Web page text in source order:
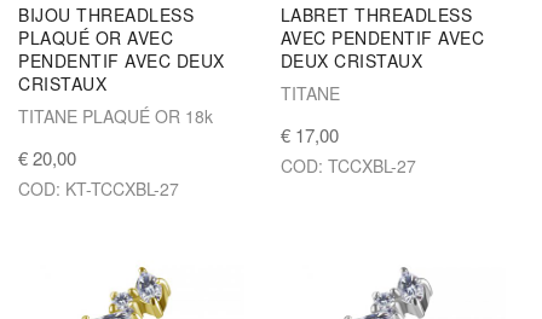
BIJOU THREADLESS
PLAQUÉ OR AVEC
PENDENTIF AVEC DEUX
CRISTAUX
TITANE PLAQUÉ OR 18k
€ 20,00
COD: KT-TCCXBL-27
LABRET THREADLESS
AVEC PENDENTIF AVEC
DEUX CRISTAUX
TITANE
€ 17,00
COD: TCCXBL-27